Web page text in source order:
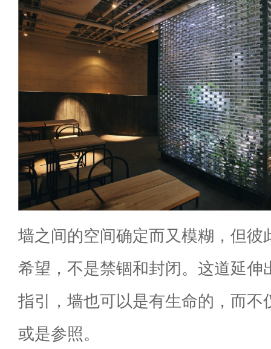
墙之间的空间确定而又模糊，但彼
希望，不是禁锢和封闭。这道延伸
指引，墙也可以是有生命的，而不
或是参照。